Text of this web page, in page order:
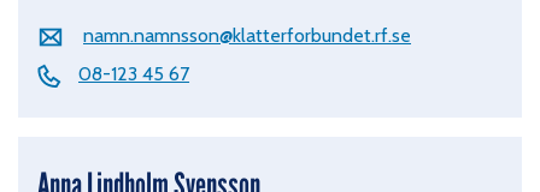
namn.namnsson@klatterforbundet.rf.se
08-123 45 67